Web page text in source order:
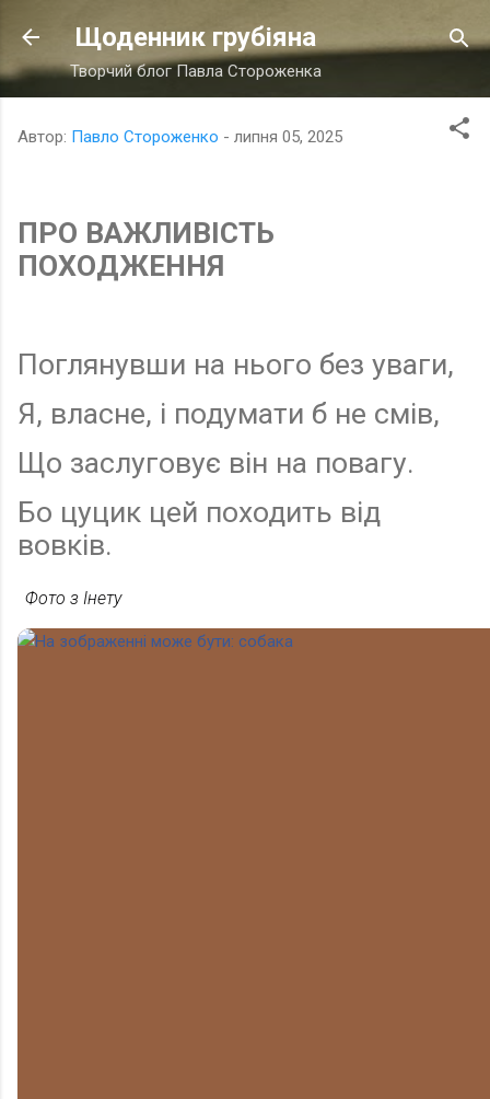
Перейти до основного вмісту
Щоденник грубіяна
Творчий блог Павла Стороженка
Автор: Павло Стороженко - липня 05, 2025
ПРО ВАЖЛИВІСТЬ
ПОХОДЖЕННЯ
Поглянувши на нього без уваги,
Я, власне, і подумати б не смів,
Що заслуговує він на повагу.
Бо цуцик цей походить від
вовків.
Фото з Інету